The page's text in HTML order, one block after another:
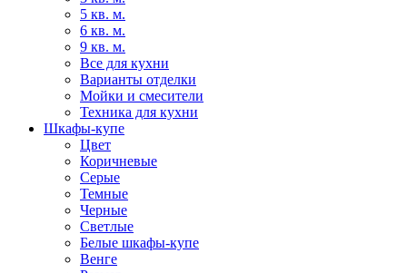
5 кв. м.
6 кв. м.
9 кв. м.
Все для кухни
Варианты отделки
Мойки и смесители
Техника для кухни
Шкафы-купе
Цвет
Коричневые
Серые
Темные
Черные
Светлые
Белые шкафы-купе
Венге